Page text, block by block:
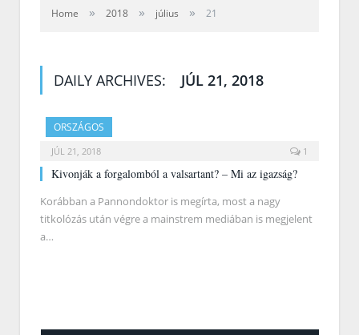
Home » 2018 » július » 21
DAILY ARCHIVES: JÚL 21, 2018
ORSZÁGOS
JÚL 21, 2018 1
Kivonják a forgalomból a valsartant? – Mi az igazság?
Korábban a Pannondoktor is megírta, most a nagy
titkolózás után végre a mainstrem mediában is megjelent
a…